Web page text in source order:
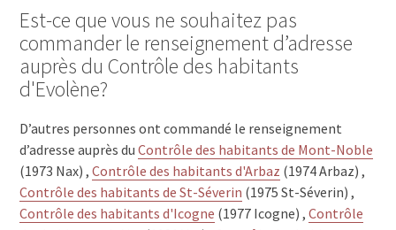
Est-ce que vous ne souhaitez pas
commander le renseignement d’adresse
auprès du Contrôle des habitants
d'Evolène?
D’autres personnes ont commandé le renseignement
d’adresse auprès duContrôle des habitants de Mont-Noble
(1973 Nax) ,Contrôle des habitants d'Arbaz (1974 Arbaz) ,
Contrôle des habitants de St-Séverin (1975 St-Séverin) ,
Contrôle des habitants d'Icogne (1977 Icogne) ,Contrôle